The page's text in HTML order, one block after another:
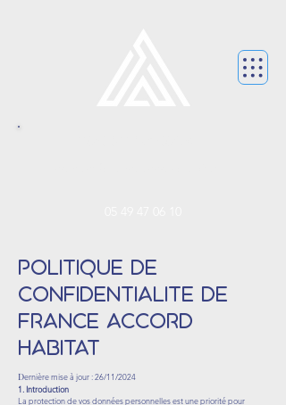
Politique de
confidentialite de
France Accord
Habitat
Dernière mise à jour : 26/11/2024
1. Introduction
La protection de vos données personnelles est une priorité pour